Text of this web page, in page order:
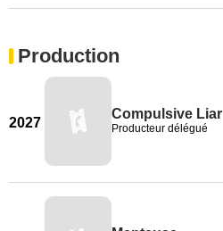
Production
2027
Compulsive Liar
Producteur délégué